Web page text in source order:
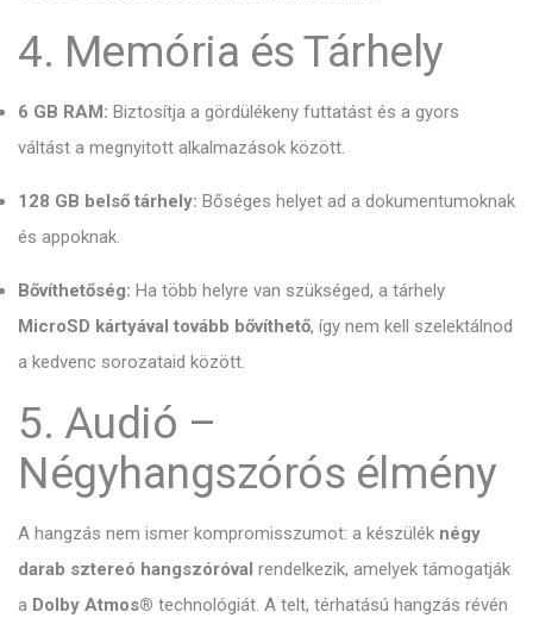
4. Memória és Tárhely
6 GB RAM: Biztosítja a gördülékeny futtatást és a gyors
váltást a megnyitott alkalmazások között.
128 GB belső tárhely: Bőséges helyet ad a dokumentumoknak
és appoknak.
Bővíthetőség: Ha több helyre van szükséged, a tárhely
MicroSD kártyával tovább bővíthető, így nem kell szelektálnod
a kedvenc sorozataid között.
5. Audió –
Négyhangszórós élmény
A hangzás nem ismer kompromisszumot: a készülék négy
darab sztereó hangszóróval rendelkezik, amelyek támogatják
a Dolby Atmos® technológiát. A telt, térhatású hangzás révén